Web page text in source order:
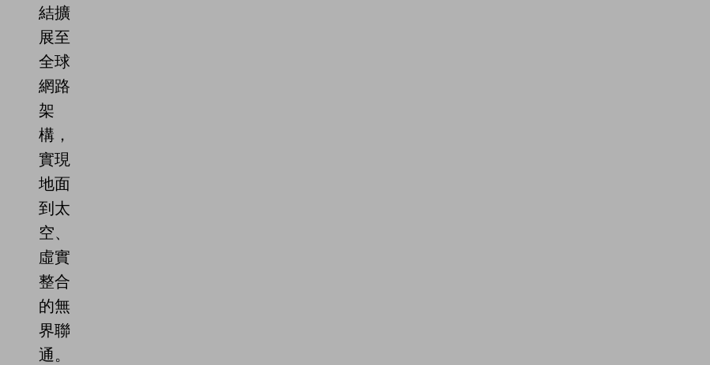
結擴
展至
全球
網路
架
構，
實現
地面
到太
空、
虛實
整合
的無
界聯
通。